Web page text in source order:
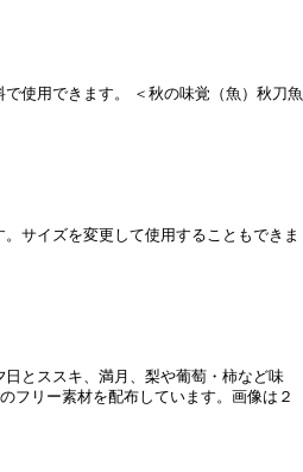
使用できます。 ＜秋の味覚（魚）秋刀魚
サイズを変更して使用することもできま
とススキ、満月、梨や葡萄・柿など味
フリー素材を配布しています。画像は２